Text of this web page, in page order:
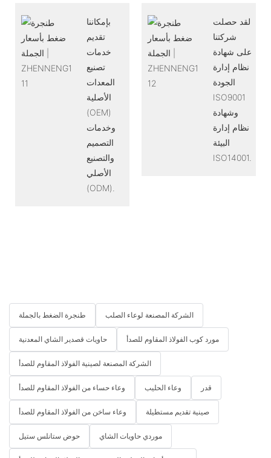
بإمكاننا
تقديم
خدمات
تصنيع
المعدات
الأصلية
(OEM)
وخدمات
التصميم
والتصنيع
الأصلي
(ODM).
لقد حصلت
شركتنا
على شهادة
نظام إدارة
الجودة
ISO9001
وشهادة
نظام إدارة
البيئة
ISO14001.
طنجرة الضغط بالجملة الشركة المصنعة لوعاء الصلب
حاويات قصدير الشاي المعدنية مورد كوب الفولاذ المقاوم للصدأ
الشركة المصنعة لصينية الفولاذ المقاوم للصدأ
وعاء حساء من الفولاذ المقاوم للصدأ وعاء الحليب قدر
وعاء ساخن من الفولاذ المقاوم للصدأ صينية تقديم مستطيلة
حوض ستانلس ستيل موردي حاويات الشاي